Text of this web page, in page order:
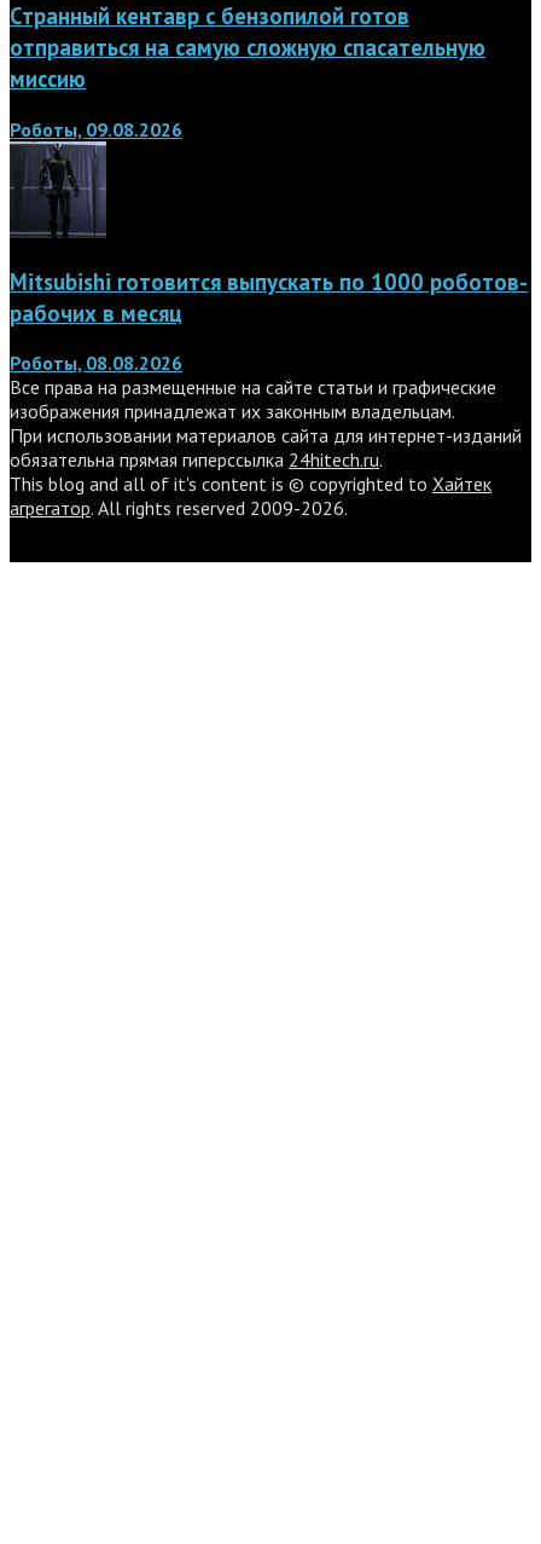
Странный кентавр с бензопилой готов
отправиться на самую сложную спасательную
миссию
Роботы, 09.08.2026
Mitsubishi готовится выпускать по 1000 роботов-
рабочих в месяц
Роботы, 08.08.2026
Все права на размещенные на сайте статьи и графические
изображения принадлежат их законным владельцам.
При использовании материалов сайта для интернет-изданий
обязательна прямая гиперссылка 24hitech.ru.
This blog and all of it's content is © copyrighted to Хайтек
агрегатор. All rights reserved 2009-2026.